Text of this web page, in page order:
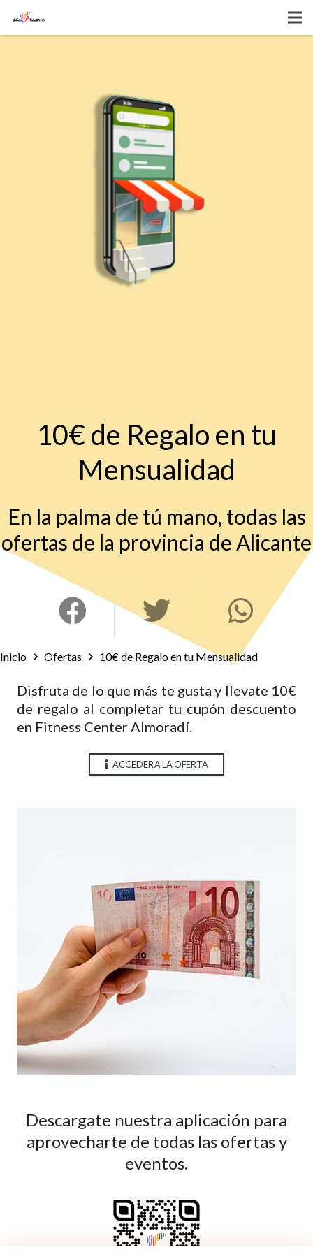
10€ de Regalo en tu
Mensualidad
En la palma de tú mano, todas las
ofertas de la provincia de Alicante
Inicio Ofertas 10€ de Regalo en tu Mensualidad
Disfruta de lo que más te gusta y llevate 10€
de regalo al completar tu cupón descuento
en Fitness Center Almoradí.
ACCEDER A LA OFERTA
Descargate nuestra aplicación para
aprovecharte de todas las ofertas y
eventos.